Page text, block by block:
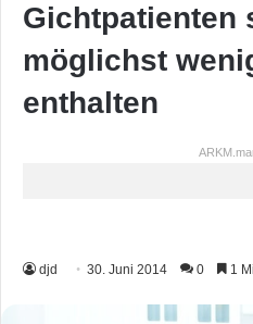
Gichtpatienten
möglichst
enthalten
djd 30. Juni 2014 0 1